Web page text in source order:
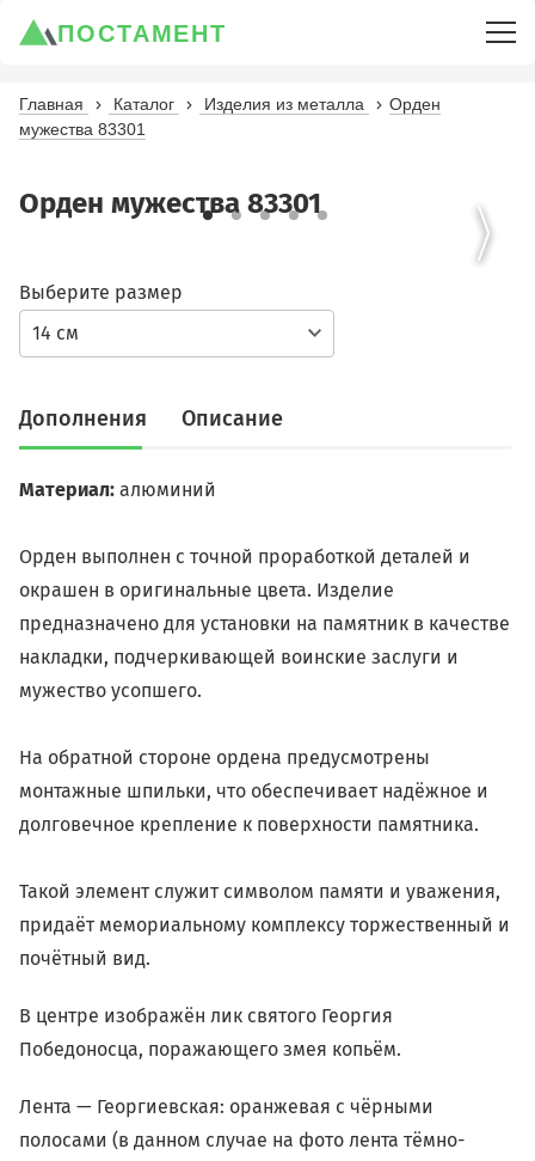
ПОСТАМЕНТ
Главная Каталог Изделия из металла
Орден
мужества 83301
Орден мужества 83301
14 см
Выберите размер
Дополнения Описание
Материал: алюминий
Орден выполнен с точной проработкой деталей и
окрашен в оригинальные цвета. Изделие
предназначено для установки на памятник в качестве
накладки, подчеркивающей воинские заслуги и
мужество усопшего.
На обратной стороне ордена предусмотрены
монтажные шпильки, что обеспечивает надёжное и
долговечное крепление к поверхности памятника.
Такой элемент служит символом памяти и уважения,
придаёт мемориальному комплексу торжественный и
почётный вид.
В центре изображён лик святого Георгия
Победоносца, поражающего змея копьём.
Лента — Георгиевская: оранжевая с чёрными
полосами (в данном случае на фото лента тёмно-